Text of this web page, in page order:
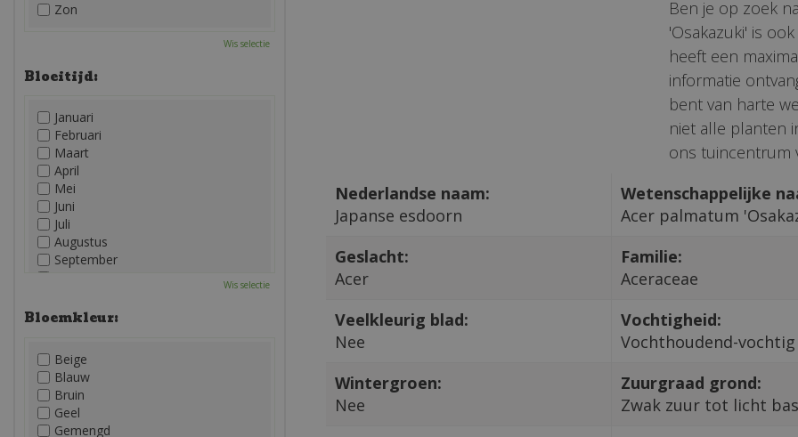
Ben je op zoek
'Osakazuki' is
heeft een
informatie
bent van harte
niet alle planten
ons tuincentrum
Nederlandse naam:
Japanse esdoorn
Wetenschappelijke
Acer palmatum
Geslacht:
Acer
Familie:
Aceraceae
Veelkleurig blad:
Nee
Vochtigheid:
Vochthoudend-vochtig
Wintergroen:
Nee
Zuurgraad grond:
Zwak zuur tot licht
Zon
Wis selectie
Bloeitijd:
Januari
Februari
Maart
April
Mei
Juni
Juli
Augustus
September
December
Wis selectie
Bloemkleur:
Beige
Blauw
Bruin
Geel
Gemengd